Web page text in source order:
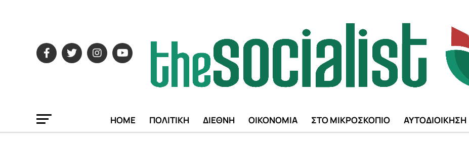
HOME ΠΟΛΙΤΙΚΗ ΔΙΕΘΝΗ ΟΙΚΟΝΟΜΙΑ ΣΤΟ ΜΙΚΡΟΣΚΟΠΙΟ ΑΥΤΟΔΙΟΙΚΗΣΗ